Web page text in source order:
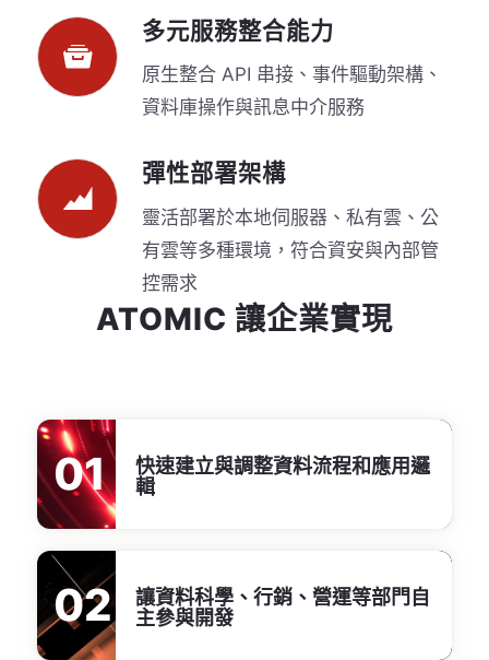
多元服務整合能力
原生整合 API 串接、事件驅動架構、
資料庫操作與訊息中介服務
彈性部署架構
靈活部署於本地伺服器、私有雲、公
有雲等多種環境，符合資安與內部管
控需求
ATOMIC 讓企業實現
01
快速建立與調整資料流程和應用邏
輯
02
讓資料科學、行銷、營運等部門自
主參與開發